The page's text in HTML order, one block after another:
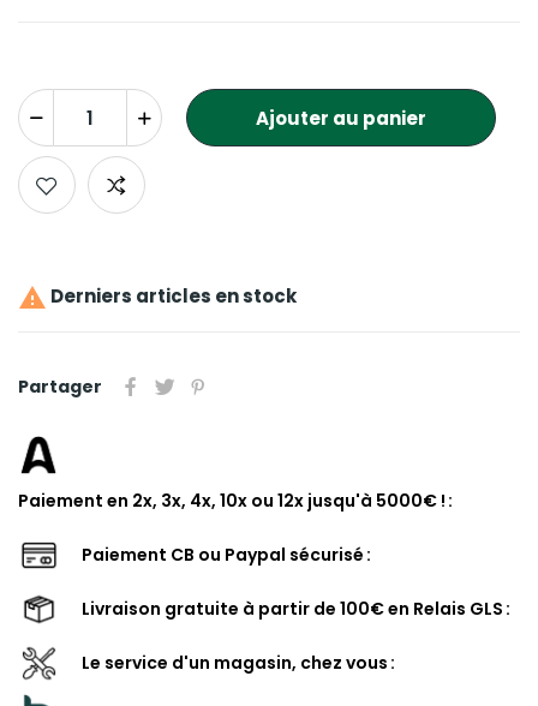
Ajouter au panier
 Derniers articles en stock
Partager
Paiement en 2x, 3x, 4x, 10x ou 12x jusqu'à 5000€ !
Paiement CB ou Paypal sécurisé
Livraison gratuite à partir de 100€ en Relais GLS
Le service d'un magasin, chez vous